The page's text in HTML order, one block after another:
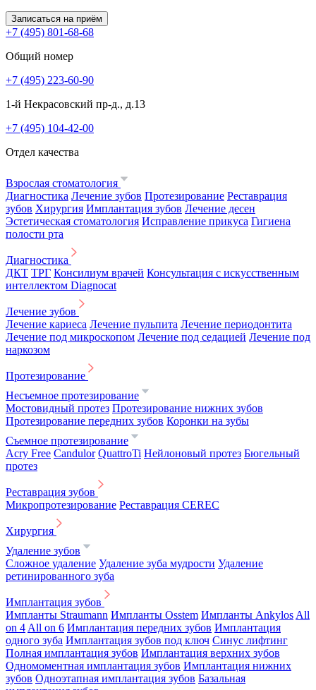
Записаться на приём
+7 (495) 801-68-68
Общий номер
+7 (495) 223-60-90
1-й Некрасовский пр-д., д.13
+7 (495) 104-42-00
Отдел качества
Взрослая стоматология
Диагностика Лечение зубов Протезирование Реставрация
зубов Хирургия Имплантация зубов Лечение десен
Эстетическая стоматология Исправление прикуса Гигиена
полости рта
Диагностика
ДКТ ТРГ Консилиум врачей Консультация с искусственным
интеллектом Diagnocat
Лечение зубов
Лечение кариеса Лечение пульпита Лечение периодонтита
Лечение под микроскопом Лечение под седацией Лечение под
наркозом
Протезирование
Несъемное протезирование
Мостовидный протез Протезирование нижних зубов
Протезирование передних зубов Коронки на зубы
Съемное протезирование
Acry Free Candulor QuattroTi Нейлоновый протез Бюгельный
протез
Реставрация зубов
Микропротезирование Реставрация CEREC
Хирургия
Удаление зубов
Сложное удаление Удаление зуба мудрости Удаление
ретинированного зуба
Имплантация зубов
Импланты Straumann Импланты Osstem Импланты Ankylos All
on 4 All on 6 Имплантация передних зубов Имплантация
одного зуба Имплантация зубов под ключ Синус лифтинг
Полная имплантация зубов Имплантация верхних зубов
Одномоментная имплантация зубов Имплантация нижних
зубов Одноэтапная имплантация зубов Базальная